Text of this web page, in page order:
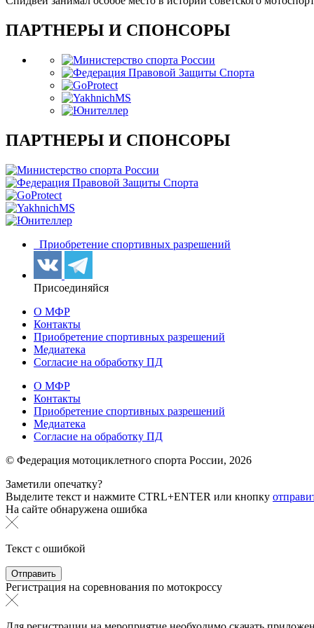
ПАРТНЕРЫ И СПОНСОРЫ
ПАРТНЕРЫ И СПОНСОРЫ
Приобретение спортивных разрешений
Присоединяйся
О МФР
Контакты
Приобретение спортивных разрешений
Медиатека
Согласие на обработку ПД
О МФР
Контакты
Приобретение спортивных разрешений
Медиатека
Согласие на обработку ПД
© Федерация мотоциклетного спорта России, 2026
Заметили опечатку?
Выделите текст и нажмите CTRL+ENTER или кнопку
На сайте обнаружена ошибка
Текст с ошибкой
Регистрация на соревнования по мотокроссу